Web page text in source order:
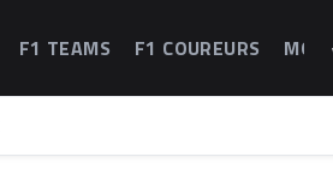
F1 TEAMS F1 COUREURS